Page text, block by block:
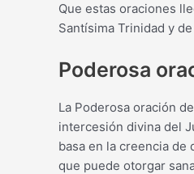
Que estas oraciones
Santísima Trinidad y
Poderosa
La Poderosa oración
intercesión divina del
basa en la creencia
que puede otorgar